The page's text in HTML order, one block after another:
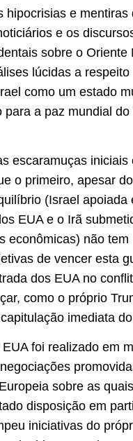
hipocrisias e mentiras
e os
sobre o Oriente
lúcidas a respeito
como um estado
para a paz mundial do
escaramuças iniciais
o primeiro, apesar do
(Israel apoiada
EUA e o Irã
econômicas) não tem
de vencer esta
dos EUA no
como o próprio
imediata
foi realizado em
sobre as
disposição em
iniciativas do